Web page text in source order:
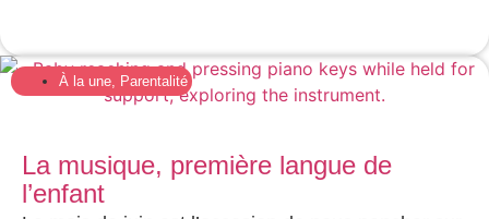
À la une, Parentalité
La musique, première langue de
l’enfant